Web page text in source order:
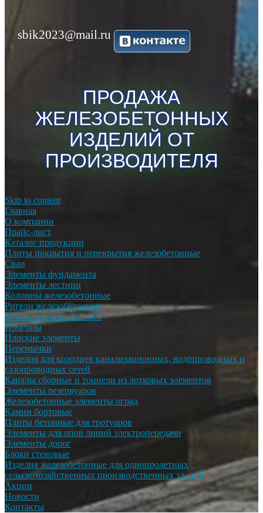
sbik2023@mail.ru
ПРОДАЖА
ЖЕЛЕЗОБЕТОННЫХ
ИЗДЕЛИЙ ОТ
ПРОИЗВОДИТЕЛЯ
Skip to content
Главная
О компании
Прайс-лист
Каталог продукции
Плиты покрытия и перекрытия железобетонные
Сваи
Элементы фундамента
Элементы лестниц
Колонны железобетонные
Ригели железобетонные
Вентиляционные блоки
Прогоны
Плоские элементы
Перемычки
Изделия для колодцев канализационных, водопроводных и
газопроводных сетей
Каналы сборные и тоннели из лотковых элементов
Элементы резервуаров
Железобетонные элементы оград
Камни бортовые
Плиты бетонные для тротуаров
Элементы для опор линий электропередачи
Элементы дорог
Блоки стеновые
Изделия железобетонные для однопролетных
сельскохозяйственных производственных зданий
Акции
Новости
Контакты